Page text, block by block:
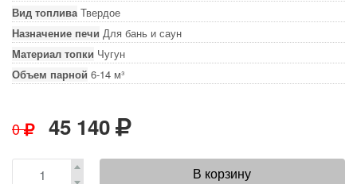
Вид топлива Твердое
Назначение печи Для бань и саун
Материал топки Чугун
Объем парной 6-14 м³
0 45 140
В корзину